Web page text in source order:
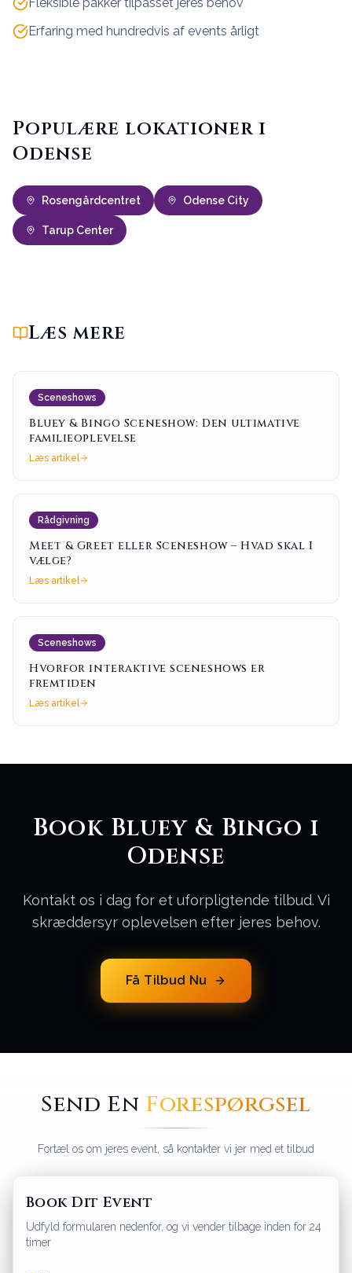
Erfaring med hundredvis af events årligt
Populære lokationer i
Odense
Rosengårdcentret Odense City
Tarup Center
Læs mere
Sceneshows
Bluey & Bingo Sceneshow: Den ultimative
familieoplevelse
Læs artikel
Rådgivning
Meet & Greet eller Sceneshow – Hvad skal I
vælge?
Læs artikel
Sceneshows
Hvorfor interaktive sceneshows er
fremtiden
Læs artikel
Book Bluey & Bingo i
Odense
Kontakt os i dag for et uforpligtende tilbud. Vi
skræddersyr oplevelsen efter jeres behov.
Få Tilbud Nu
Send En Forespørgsel
Fortæl os om jeres event, så kontakter vi jer med et tilbud
Book Dit Event
Udfyld formularen nedenfor, og vi vender tilbage inden for 24
timer